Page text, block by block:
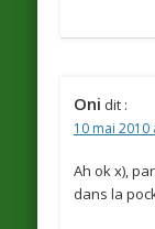
Oni dit :
10 mai 2010
Ah ok x),
dans la